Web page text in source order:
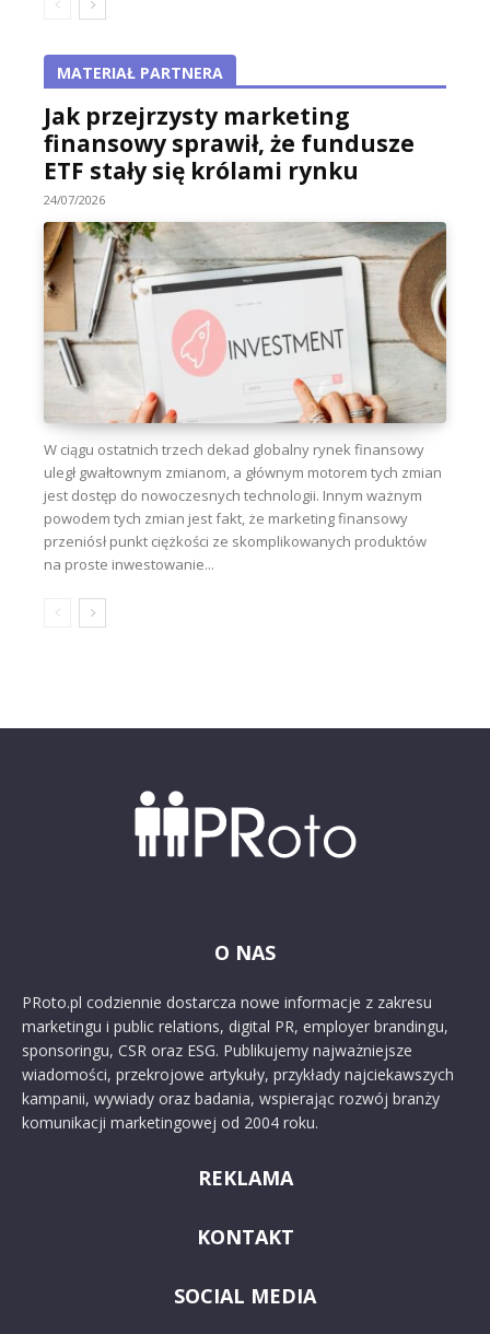
MATERIAŁ PARTNERA
Jak przejrzysty marketing
finansowy sprawił, że fundusze
ETF stały się królami rynku
24/07/2026
W ciągu ostatnich trzech dekad globalny rynek finansowy
uległ gwałtownym zmianom, a głównym motorem tych zmian
jest dostęp do nowoczesnych technologii. Innym ważnym
powodem tych zmian jest fakt, że marketing finansowy
przeniósł punkt ciężkości ze skomplikowanych produktów
na proste inwestowanie...
O NAS
PRoto.pl codziennie dostarcza nowe informacje z zakresu
marketingu i public relations, digital PR, employer brandingu,
sponsoringu, CSR oraz ESG. Publikujemy najważniejsze
wiadomości, przekrojowe artykuły, przykłady najciekawszych
kampanii, wywiady oraz badania, wspierając rozwój branży
komunikacji marketingowej od 2004 roku.
REKLAMA
KONTAKT
SOCIAL MEDIA